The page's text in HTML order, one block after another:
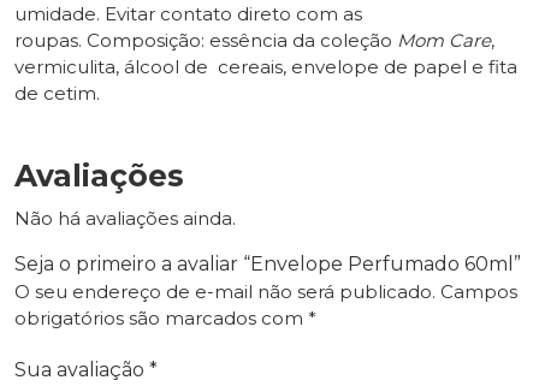
umidade. Evitar contato direto com as
roupas. Composição: essência da coleção Mom Care,
vermiculita, álcool de cereais, envelope de papel e fita
de cetim.
Avaliações
Não há avaliações ainda.
Seja o primeiro a avaliar “Envelope Perfumado 60ml”
O seu endereço de e-mail não será publicado. Campos
obrigatórios são marcados com *
Sua avaliação *